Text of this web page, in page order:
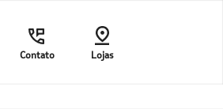
Contato Lojas